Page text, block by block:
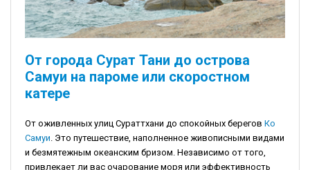
От города Сурат Тани до острова
Самуи на пароме или скоростном
катере
От оживленных улиц Сураттхани до спокойных берегов Ко
Самуи . Это путешествие, наполненное живописными видами
и безмятежным океанским бризом. Независимо от того,
привлекает ли вас очарование моря или эффективность